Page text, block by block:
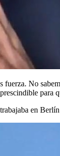
No
para
en